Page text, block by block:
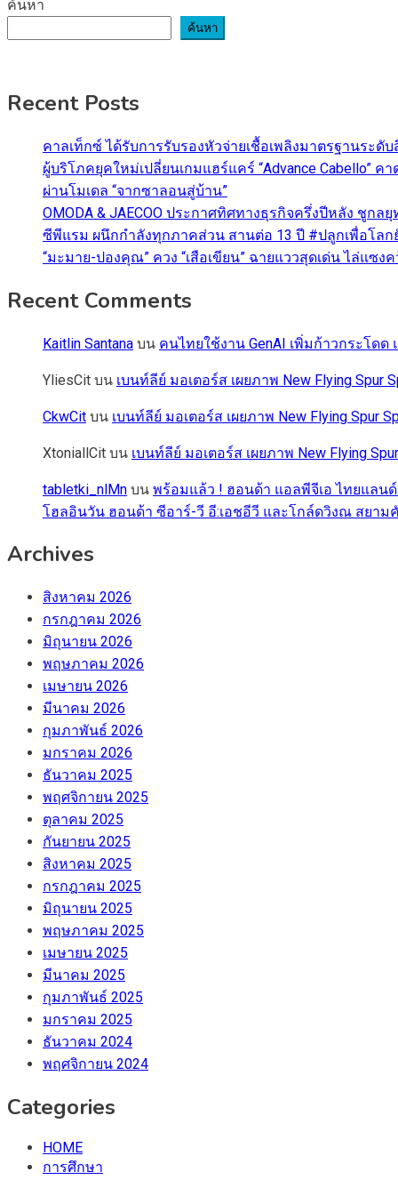
ค้นหา
ค้นหา
Recent Posts
คาลเท็กซ์ ได้รับการรับรองหัวจ่ายเชื้อเพลิงมาตรฐานร
ผู้บริโภคยุคใหม่เปลี่ยนเกมแฮร์แคร์ “Advance
ผ่านโมเดล “จากซาลอนสู่บ้าน”
OMODA & JAECOO ประกาศทิศทางธุรกิจครึ่งปีหลัง ชูกล
ซีพีแรม ผนึกกำลังทุกภาคส่วน สานต่อ 13 ปี #ปลูกเพื่อโลก
“มะมาย-ปองคุณ” ควง “เสือเขียน” ฉายแววสุดเด่น ไล่แ
Recent Comments
Kaitlin Santana บน คนไทยใช้งาน GenAI เพิ่มก้าวกระโด
YliesCit บน เบนท์ลีย์ มอเตอร์ส เผยภาพ New Flying
CkwCit บน เบนท์ลีย์ มอเตอร์ส เผยภาพ New Flying Spur
XtoniallCit บน เบนท์ลีย์ มอเตอร์ส เผยภาพ New Flying
tabletki_nlMn บน พร้อมแล้ว ! ฮอนด้า แอลพีจีเอ ไทยแลนด์
โฮลอินวัน ฮอนด้า ซีอาร์-วี อี:เอชอีวี และโกล์ดวิงณ สยา
Archives
สิงหาคม 2026
กรกฎาคม 2026
มิถุนายน 2026
พฤษภาคม 2026
เมษายน 2026
มีนาคม 2026
กุมภาพันธ์ 2026
มกราคม 2026
ธันวาคม 2025
พฤศจิกายน 2025
ตุลาคม 2025
กันยายน 2025
สิงหาคม 2025
กรกฎาคม 2025
มิถุนายน 2025
พฤษภาคม 2025
เมษายน 2025
มีนาคม 2025
กุมภาพันธ์ 2025
มกราคม 2025
ธันวาคม 2024
พฤศจิกายน 2024
Categories
HOME
การศึกษา